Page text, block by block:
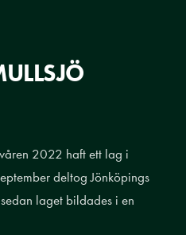
2022 haft ett lag i
deltog Jönköpings
laget bildades i en